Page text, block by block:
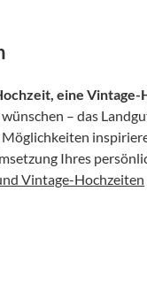
eine
wünschen – das
Ihres
Vintage-Hochzeiten